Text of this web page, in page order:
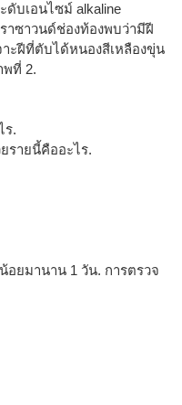
ดับเอนไซม์ alkaline
าซาวนด์ช่องท้องพบว่ามีฝี
ะฝีที่ตับได้หนองสีเหลืองขุ่น
ที่ 2.
ร.
รายนี้คืออะไร.
ยมานาน 1 วัน. การตรวจ